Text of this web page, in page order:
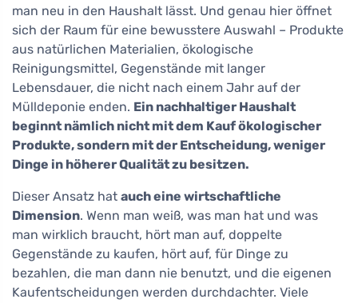
man neu in den Haushalt lässt. Und genau hier öffnet
sich der Raum für eine bewusstere Auswahl – Produkte
aus natürlichen Materialien, ökologische
Reinigungsmittel, Gegenstände mit langer
Lebensdauer, die nicht nach einem Jahr auf der
Mülldeponie enden. Ein nachhaltiger Haushalt
beginnt nämlich nicht mit dem Kauf ökologischer
Produkte, sondern mit der Entscheidung, weniger
Dinge in höherer Qualität zu besitzen.
Dieser Ansatz hat auch eine wirtschaftliche
Dimension. Wenn man weiß, was man hat und was
man wirklich braucht, hört man auf, doppelte
Gegenstände zu kaufen, hört auf, für Dinge zu
bezahlen, die man dann nie benutzt, und die eigenen
Kaufentscheidungen werden durchdachter. Viele